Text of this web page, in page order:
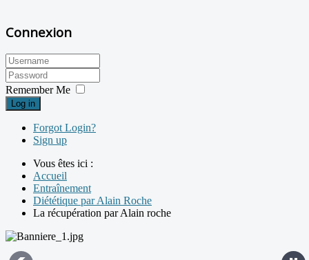
Connexion
Remember Me
Log in
Forgot Login?
Sign up
Vous êtes ici :
Accueil
Entraînement
Diététique par Alain Roche
La récupération par Alain roche